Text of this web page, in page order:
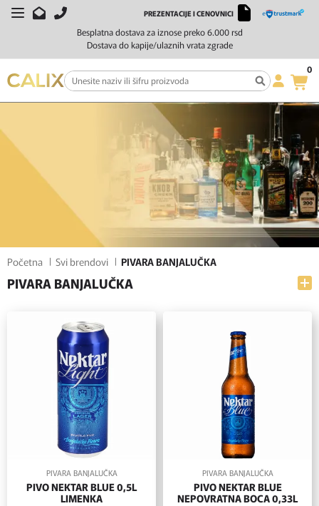
Besplatna dostava za iznose preko 6.000 rsd
Dostava do kapije/ulaznih vrata zgrade
PREZENTACIJE I CENOVNICI
0
Početna Svi brendovi PIVARA BANJALUČKA
PIVARA BANJALUČKA
FILTERI
SORTIRAJ
PIVARA BANJALUČKA
PIVO NEKTAR BLUE 0,5L
LIMENKA
PIVARA BANJALUČKA
PIVO NEKTAR BLUE
NEPOVRATNA BOCA 0,33L